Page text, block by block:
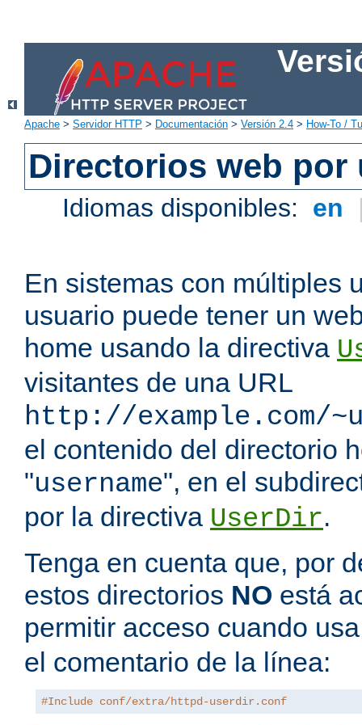
Apache > Servidor HTTP > Documentación > Versión 2.4 > How-To /
Directorios web por
Idiomas disponibles: en
En sistemas con múltiples
usuario puede tener un
home usando la directiva
visitantes de una URL
http://example.com/
el contenido del directorio
"username", en el
por la directiva UserDir.
Tenga en cuenta que, por
estos directorios NO está
permitir acceso cuando
el comentario de la línea:
#Include conf/extra/httpd-userdir.conf